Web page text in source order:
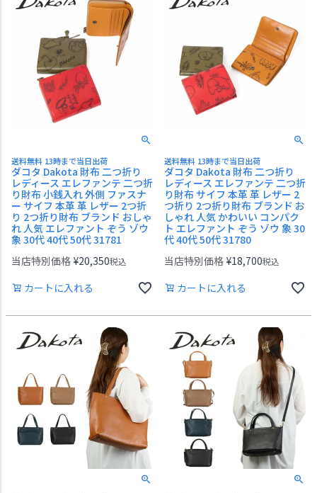
送料無料 13時まで当日出荷
ダコタ Dakota 財布 二つ折り
レディース エレファンテ 二つ折
り財布 小銭入れ 外側 ファスナ
ー サイフ 本革 革 レザー 2つ折
り 2つ折り財布 ブランド おしゃ
れ 人気 エレファント ぞう ゾウ
象 30代 40代 50代 31781
当店特別価格 ¥20,350税込
カートに入れる
送料無料 13時まで当日出荷
ダコタ Dakota 財布 二つ折り
レディース エレファンテ 二つ折
り財布 サイフ 本革 革 レザー 2
つ折り 2つ折り財布 ブランド お
しゃれ 人気 かわいい コンパク
ト エレファント ぞう ゾウ 象 30
代 40代 50代 31780
当店特別価格 ¥18,700税込
カートに入れる